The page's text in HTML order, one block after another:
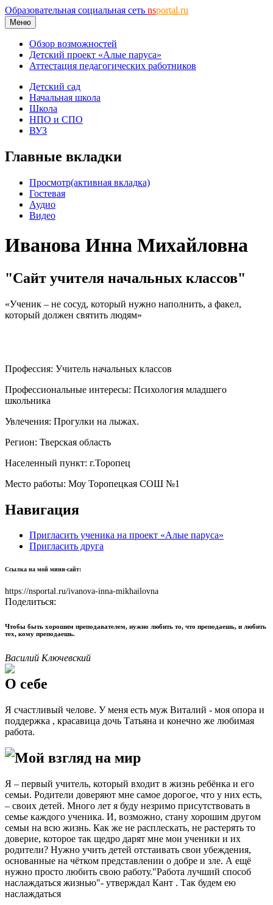
Образовательная социальная сеть nsportal.ru
Меню
Обзор возможностей
Детский проект «Алые паруса»
Аттестация педагогических работников
Детский сад
Начальная школа
Школа
НПО и СПО
ВУЗ
Главные вкладки
Просмотр(активная вкладка)
Гостевая
Аудио
Видео
Иванова Инна Михайловна
"Сайт учителя начальных классов"
«Ученик – не сосуд, который нужно наполнить, а факел,
который должен святить людям»
Профессия: Учитель начальных классов
Профессиональные интересы: Психология младшего
школьника
Увлечения: Прогулки на лыжах.
Регион: Тверская область
Населенный пункт: г.Торопец
Место работы: Моу Торопецкая СОШ №1
Навигация
Пригласить ученика на проект «Алые паруса»
Пригласить друга
Ссылка на мой мини-сайт:
https://nsportal.ru/ivanova-inna-mikhailovna
Поделиться:
Чтобы быть хорошим преподавателем, нужно любить то, что преподаешь, и любить
тех, кому преподаешь.
Василий Ключевский
О себе
Я счастливый челове. У меня есть муж Виталий - моя опора и
поддержка , красавица дочь Татьяна и конечно же любимая
работа.
Мой взгляд на мир
Я – первый учитель, который входит в жизнь ребёнка и его
семьи. Родители доверяют мне самое дорогое, что у них есть,
– своих детей. Много лет я буду незримо присутствовать в
семье каждого ученика. И, возможно, стану хорошим другом
семьи на всю жизнь. Как же не расплескать, не растерять то
доверие, которое так щедро дарят мне мои ученики и их
родители? Нужно учить детей отстаивать свои убеждения,
основанные на чётком представлении о добре и зле. А ещё
нужно просто любить свою работу."Работа лучший способ
наслаждаться жизнью"- утверждал Кант . Так будем ею
наслаждаться